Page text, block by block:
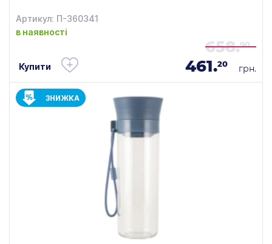
Артикул: П-360341
в наявності
658.90
Купити 461.20 грн.
ЗНИЖКА